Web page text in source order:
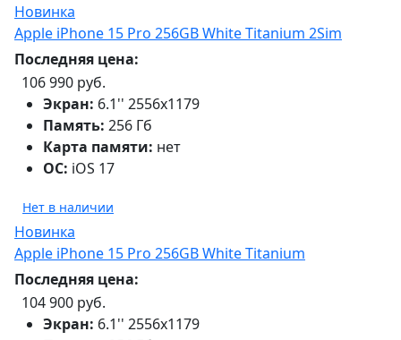
Новинка
Apple iPhone 15 Pro 256GB White Titanium 2Sim
Последняя цена:
106 990 руб.
Экран: 6.1'' 2556x1179
Память: 256 Гб
Карта памяти: нет
ОС: iOS 17
Нет в наличии
Новинка
Apple iPhone 15 Pro 256GB White Titanium
Последняя цена:
104 900 руб.
Экран: 6.1'' 2556x1179